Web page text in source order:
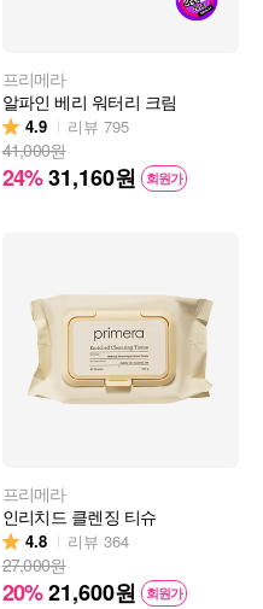
프리메라
알파인 베리 워터리 크림
4.9 리뷰 795
41,000원
24%31,160원 회원가
프리메라
인리치드 클렌징 티슈
4.8 리뷰 364
27,000원
20%21,600원 회원가